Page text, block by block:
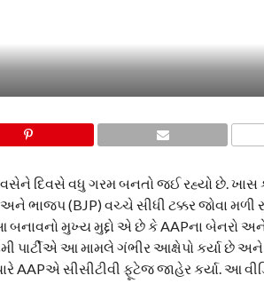
દિવસે વધુ ગરમ બનતો જઈ રહ્યો છે. ખાસ
(BJP) વચ્ચે સીધી ટક્કર જોવા મળી
મુખ્ય મુદ્દો એ છે કે AAPના બેનરો અને
પાર્ટીએ આ મામલે ગંભીર આક્ષેપો કર્યા છે
AAPએ સીસીટીવી ફૂટેજ જાહેર કર્યા. આ